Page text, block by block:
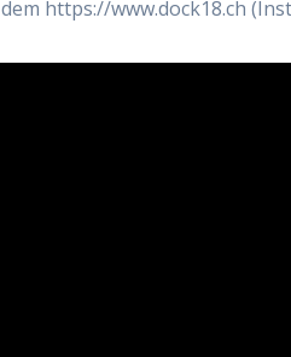
https://www.dock18.ch